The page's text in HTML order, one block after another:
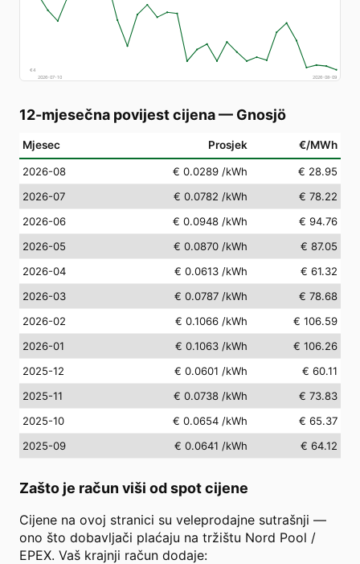
€4
2026-07-10
2026-08-09
12-mjesečna povijest cijena— Gnosjö
Mjesec Prosjek €/MWh
2026-08 € 0.0289 /kWh
€ 28.95
2026-07
€ 0.0782 /kWh
€ 78.22
2026-06
€ 0.0948 /kWh
€ 94.76
2026-05
€ 0.0870 /kWh
€ 87.05
2026-04
€ 0.0613 /kWh
€ 61.32
2026-03
€ 0.0787 /kWh
€ 78.68
2026-02
€ 0.1066 /kWh
€ 106.59
2026-01
€ 0.1063 /kWh
€ 106.26
2025-12
€ 0.0601 /kWh
€ 60.11
2025-11
€ 0.0738 /kWh
€ 73.83
2025-10
€ 0.0654 /kWh
€ 65.37
2025-09
€ 0.0641 /kWh € 64.12
Zašto je račun viši od spot cijene
Cijene na ovoj stranici su veleprodajne sutrašnji —
ono što dobavljači plaćaju na tržištu Nord Pool /
EPEX. Vaš krajnji račun dodaje: